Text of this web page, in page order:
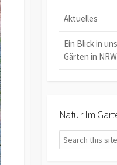
Aktuelles
Ein Blick in
Gärten in NRW
Natur Im
Search